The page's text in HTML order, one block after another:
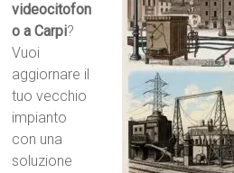
videocitofon
o a Carpi?
Vuoi
aggiornare il
tuo vecchio
impianto
con una
soluzione